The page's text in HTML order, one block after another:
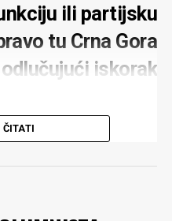
ili partijsku
tu Crna Gora
iskorak
hotelskog kompleksa
podnijeli ste krivičnu
ČITATI